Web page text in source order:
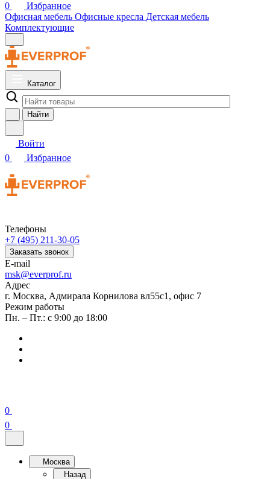
0
Избранное
Офисная мебель Офисные кресла Детская мебель
Комплектующие
Каталог
Найти
Войти
0
Избранное
Телефоны
+7 (495) 211-30-05
Заказать звонок
E-mail
msk@everprof.ru
Адрес
г. Москва, Адмирала Корнилова вл55с1, офис 7
Режим работы
Пн. – Пт.: с 9:00 до 18:00
0
0
Москва
Назад